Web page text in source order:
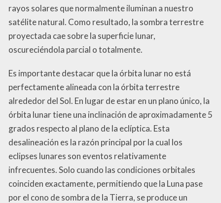
rayos solares que normalmente iluminan a nuestro
satélite natural. Como resultado, la sombra terrestre
proyectada cae sobre la superficie lunar,
oscureciéndola parcial o totalmente.
Es importante destacar que la órbita lunar no está
perfectamente alineada con la órbita terrestre
alrededor del Sol. En lugar de estar en un plano único, la
órbita lunar tiene una inclinación de aproximadamente 5
grados respecto al plano de la eclíptica. Esta
desalineación es la razón principal por la cual los
eclipses lunares son eventos relativamente
infrecuentes. Solo cuando las condiciones orbitales
coinciden exactamente, permitiendo que la Luna pase
por el cono de sombra de la Tierra, se produce un